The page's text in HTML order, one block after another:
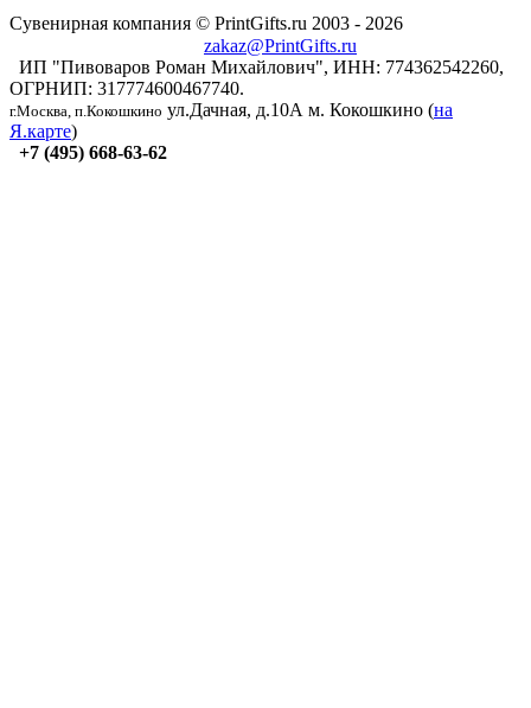
Сувенирная компания © PrintGifts.ru 2003 - 2026
zakaz@PrintGifts.ru
ИП "Пивоваров Роман Михайлович", ИНН: 774362542260,
ОГРНИП: 317774600467740.
г.Москва, п.Кокошкино ул.Дачная, д.10А м. Кокошкино (на
Я.карте)
+7 (495) 668-63-62